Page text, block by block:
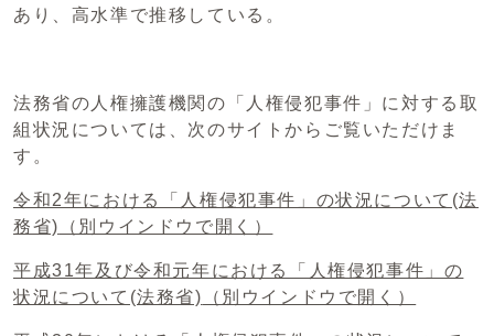
あり、高水準で推移している。
法務省の人権擁護機関の「人権侵犯事件」に対する取
組状況については、次のサイトからご覧いただけま
す。
令和2年における「人権侵犯事件」の状況について(法
務省)
（別ウインドウで開く）
平成31年及び令和元年における「人権侵犯事件」の
状況について(法務省) （別ウインドウで開く）